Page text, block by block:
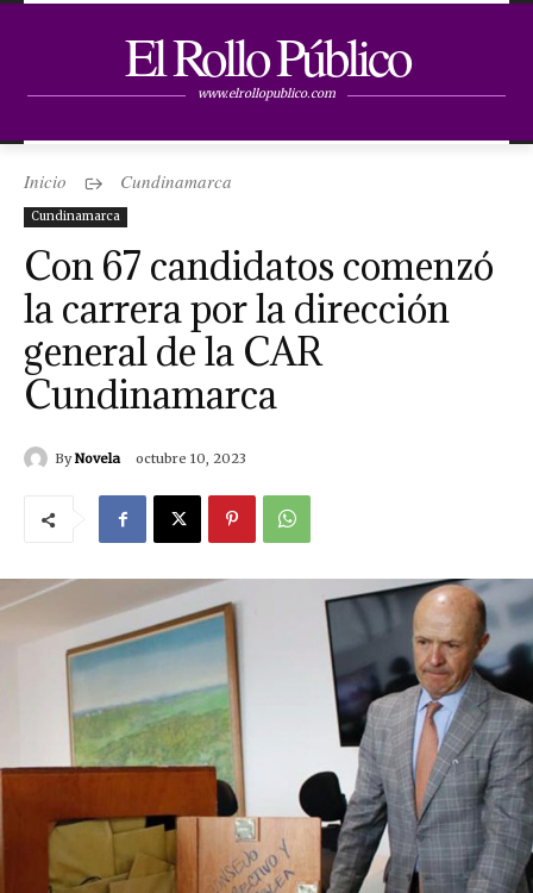
El Rollo Público
www.elrollopublico.com
Inicio Cundinamarca
Cundinamarca
Con 67 candidatos comenzó
la carrera por la dirección
general de la CAR
Cundinamarca
By Novela octubre 10, 2023